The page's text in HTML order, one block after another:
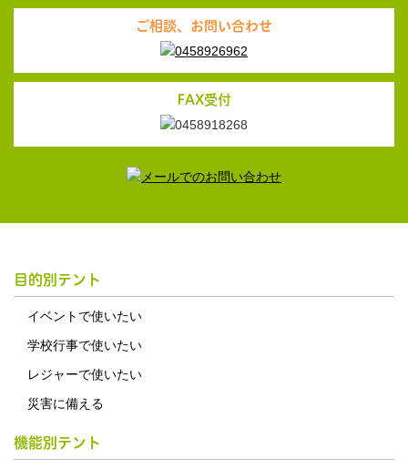
ご相談、お問い合わせ
FAX受付
目的別テント
イベントで使いたい
学校行事で使いたい
レジャーで使いたい
災害に備える
機能別テント